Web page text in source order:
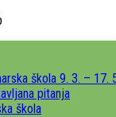
škola 9. 3. – 17.
pitanja
škola